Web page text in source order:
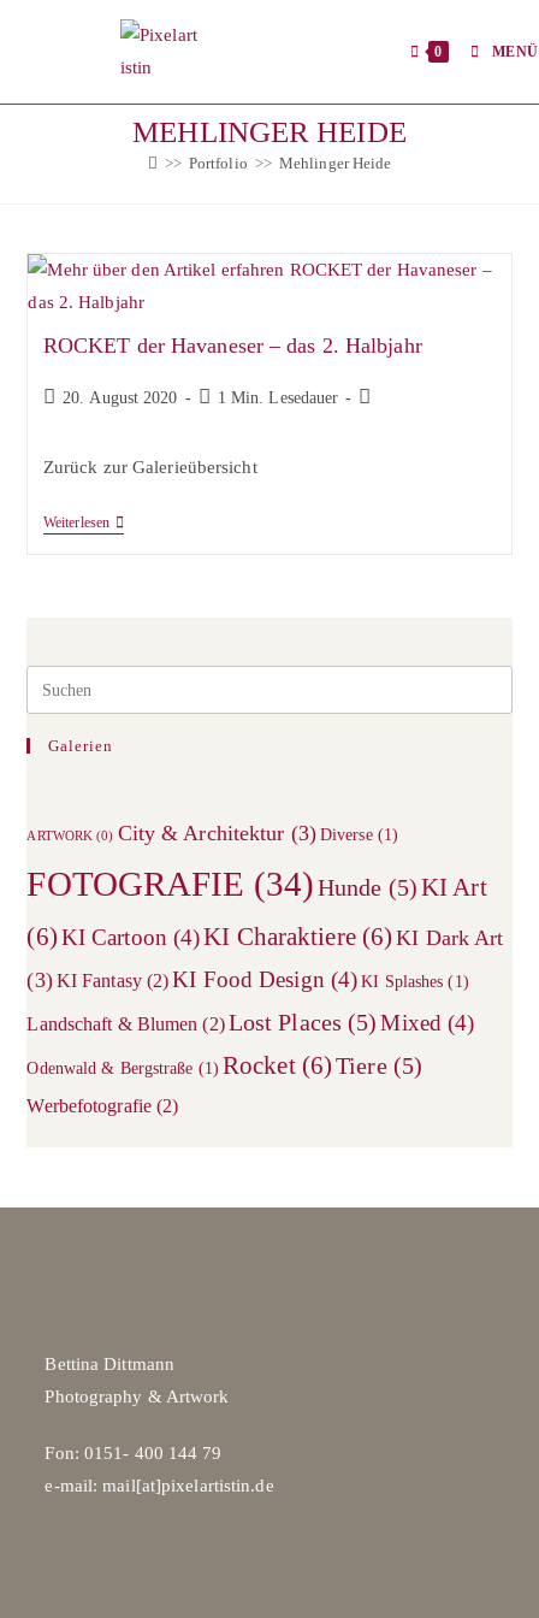
0 MENÜ
MEHLINGER HEIDE
>> Portfolio >> Mehlinger Heide
ROCKET der Havaneser – das 2. Halbjahr
Beitrag
20. August 2020 Lesedauer:
1 Min. Lesedauer
Zurück zur Galerieübersicht
WeiterlesenROCKET
Galerien
ARTWORK (0) City & Architektur (3)Diverse(1)
FOTOGRAFIE (34)Hunde (5)KI Art
(6)KI Cartoon (4)KI Charaktiere(6) KI Dark Art
(3)KI Fantasy(2)KI Food Design (4) KI Splashes (1)
Landschaft & Blumen (2)Lost Places (5) Mixed (4)
Odenwald & Bergstraße (1) Rocket(6)Tiere(5)
Werbefotografie(2)
Bettina Dittmann
Photography & Artwork
Fon: 0151- 400 144 79
e-mail: mail[at]pixelartistin.de